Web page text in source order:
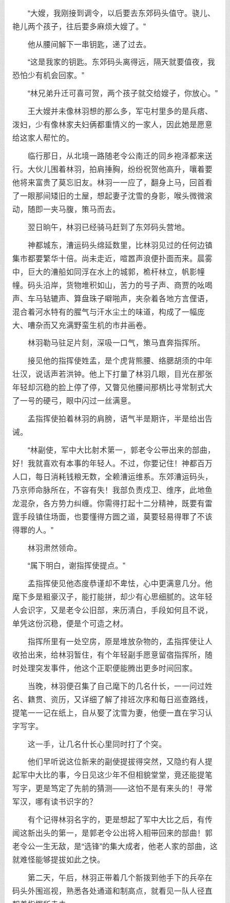
“大嫂，我刚接到调令，以后要去东郊码头值守。骁儿、
艳儿两个孩子，往后要多麻烦大嫂了。”
他从腰间解下一串钥匙，递了过去。
“这是我家的钥匙。东郊码头离得远，隔天就要值夜，我
恐怕少有机会回家。”
“林兄弟升迁可喜可贺，两个孩子就交给嫂子，你放心。”
王大嫂并未像林羽想的那么多，军屯村里多的是兵痞、
泼妇，少有像林家夫妇俩都重情义的一家人，因此她是愿意
给这家人帮忙的。
临行那日，从北境一路随老令公南迁的同乡袍泽都来送
行。大伙儿围着林羽，拍肩捶胸，纷纷祝贺他高升，嚷着要
他将来富贵了莫忘旧友。林羽一一应了，翻身上马，回首看
了一眼那间矮旧的土屋，想起妻子沈雪的身影，喉头微微滚
动，随即一夹马腹，策马而去。
翌日晌午，林羽已经骑马赶到了东郊码头营地。
神都城东，漕运码头绵延数里，比林羽见过的任何边镇
集市都要繁华十倍。尚未走近，喧嚣声浪便扑面而来。晨雾
中，巨大的漕船如同浮在水上的城郭，桅杆林立，帆影幢
幢。码头沿岸，货物堆积如山，苦力的号子声、商贾的吆喝
声、车马轱辘声、算盘珠子噼啪声，夹杂着各地方言俚语，
混合着河水特有的腥气与汗水尘土的味道，构成了一幅庞
大、嘈杂而又充满野蛮生机的市井画卷。
林羽勒马驻足片刻，深吸一口气，策马直奔指挥所。
接见他的指挥使姓孟，是个虎背熊腰、络腮胡须的中年
壮汉，说话声若洪钟。他上下打量了林羽几眼，目光在那张
年轻却沉稳的脸上停了停，又瞥见他腰间那柄比寻常制式大
了一号的硬弓，眼中闪过一丝满意。
孟指挥使拍着林羽的肩膀，语气半是期许，半是给出告
诫。
“林副使，军中大比射术第一，郭老令公带出来的部曲，
好！我就喜欢有本事的年轻人。不过，你要记住！神都百万
人口，每日消耗钱粮无数，全赖漕运维系。东郊漕运码头，
乃京师命脉所在，不容有失！我部负责戍卫、维序，此地鱼
龙混杂，各方势力纠缠。你需得打起十二分精神，既要有雷
霆手段镇住场面，也要懂得方圆之道，莫要轻易得罪了不该
得罪的人。”
林羽肃然领命。
“属下明白，谢指挥使提点。”
孟指挥使见他态度恭谨却不卑怯，心中更满意几分。他
麾下多是粗豪汉子，能打能拼，却少有心思细腻的。这年轻
人会识字，又是老令公旧部，来历清白，手段如何且不说，
单凭这份沉稳，便是个可造之材。
指挥所里有一处空房，原是堆放杂物的，孟指挥使让人
收拾出来，给林羽暂住，有个年轻副手愿意留宿指挥所，随
时处理突发事件，他这个正职便能腾出更多时间回家。
当晚，林羽便召集了自己麾下的几名什长，一一问过姓
名、籍贯、资历，又详细了解了排班次序和每日巡查路线，
提笔一一记在纸上，自从娶了沈雪为妻，他便一直在学习认
字写字。
这一手，让几名什长心里同时打了个突。
他们早听说这位新来的副使提拔得突然，又隐约有人提
起军中大比的事，今日见这少年不但相貌堂堂，竟还能提笔
写字，更是笃定了先前的猜测——这怕不是有来头的！寻常
军汉，哪有读书识字的？
有个记得林羽名字的，更是想起了军中大比之后，有传
闻这新出头的第一，是郭老令公出将入相带回来的部曲！郭
老令公一生无敌，是“选锋”的集大成者，他老人家的部曲，这
就难怪能够提拔如此之快。
第二天，午后，林羽正带着几个新拨到他手下的兵卒在
码头外围巡视，熟悉各处通道和制高点，就看见一队人径直